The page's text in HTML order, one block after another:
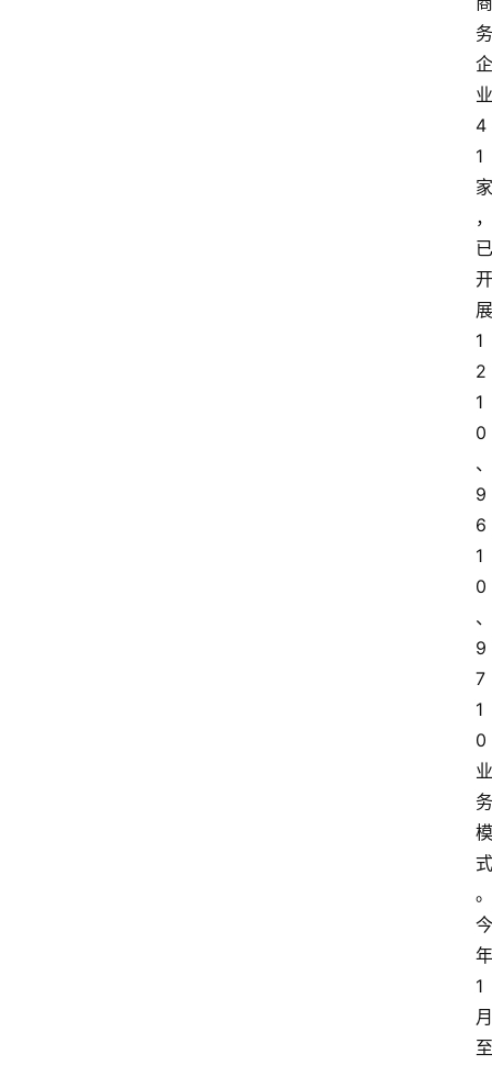
务
企
业
4
1
家
，
已
开
展
1
2
1
0
、
9
6
1
0
、
9
7
1
0
业
务
模
式
。
今
年
1
月
至